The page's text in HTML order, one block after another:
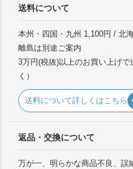
送料について
本州・四国・九州 1,100円 /
離島は別途ご案内
3万円(税抜)以上のお買い上げ
く）
送料について詳しくはこちら
返品・交換について
万が一、明らかな商品不良、誤